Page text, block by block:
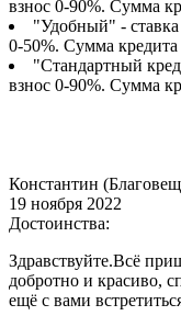
взнос 0-90%. Сумма
"Удобный" -
0-50%. Сумма кредита
"Стандартный
взнос 0-90%. Сумма
Константин
19 ноября 2022
Достоинства:
Здравствуйте.Всё
добротно и красиво,
ещё с вами